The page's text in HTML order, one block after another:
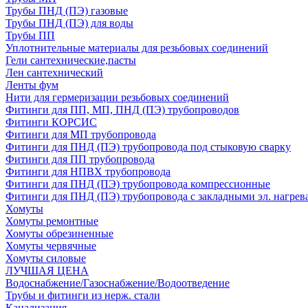
Трубы ПНД (ПЭ) газовые
Трубы ПНД (ПЭ) для воды
Трубы ПП
Уплотнительные материалы для резьбовых соединений
Гели сантехнические,пасты
Лен сантехнический
Ленты фум
Нити для гермеризации резьбовых соединений
Фитинги для ПП, МП, ПНД (ПЭ) трубопроводов
Фитинги КОРСИС
Фитинги для МП трубопровода
Фитинги для ПНД (ПЭ) трубопровода под стыковую сварку
Фитинги для ПП трубопровода
Фитинги для НПВХ трубопровода
Фитинги для ПНД (ПЭ) трубопровода компрессионные
Фитинги для ПНД (ПЭ) трубопровода с закладными эл.
Хомуты
Хомуты ремонтные
Хомуты обрезиненные
Хомуты червячные
Хомуты силовые
ЛУЧШАЯ ЦЕНА
Водоснабжение/Газоснабжение/Водоотведение
Трубы и фитинги из нерж. стали